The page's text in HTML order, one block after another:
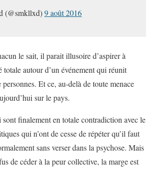
(@smkllxd)9 août 2016
le sait, il parait illusoire d’aspirer à
totale autour d’un événement qui réunit
Et ce, au-delà de toute menace
sur le pays.
finalement en totale contradiction avec le
qui n’ont de cesse de répéter qu’il faut
sans verser dans la psychose. Mais
de céder à la peur collective, la marge est